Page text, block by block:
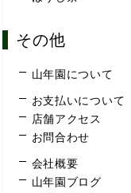
その他
山年園について
お支払いについて
店舗アクセス
お問合わせ
会社概要
山年園ブログ